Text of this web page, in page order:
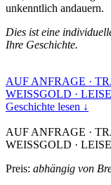
unkenntlich andauern.
Dies ist eine
Ihre Geschichte.
AUF ANFRAGE ·
WEISSGOLD · LEISE
Geschichte lesen ↓
AUF ANFRAGE ·
WEISSGOLD · LEISE
Preis: abhängig von